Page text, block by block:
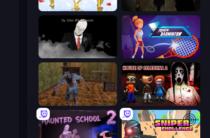
Uncle Hit: Punch the Dummy
The Dawn of Slenderman Power Badminton
Creepy Granny Scream: Scary Freddy House of Celestina: Chapter Two